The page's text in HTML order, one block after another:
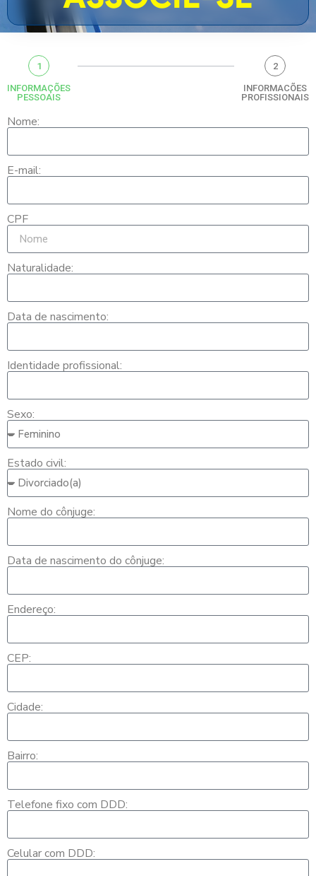
1
INFORMAÇÕES
PESSOAIS
2
INFORMACÕES
PROFISSIONAIS
Nome:
E-mail:
CPF
Naturalidade:
Data de nascimento:
Identidade profissional:
Sexo:
Estado civil:
Nome do cônjuge:
Data de nascimento do cônjuge:
Endereço:
CEP:
Cidade:
Bairro:
Telefone fixo com DDD:
Celular com DDD: